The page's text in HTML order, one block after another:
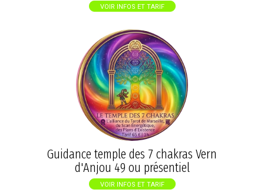
VOIR INFOS ET TARIF
Guidance temple des 7 chakras Vern
d'Anjou 49 ou présentiel
VOIR INFOS ET TARIF